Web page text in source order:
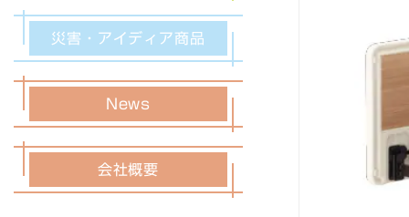
災害・アイディア商品
News
会社概要